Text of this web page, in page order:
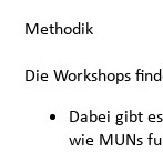
Methodik
Die Workshops
Dabei gibt
wie MUNs